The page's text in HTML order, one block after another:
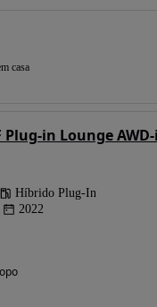
casa
Plug-in Lounge AWD-i
Híbrido Plug-In
2022